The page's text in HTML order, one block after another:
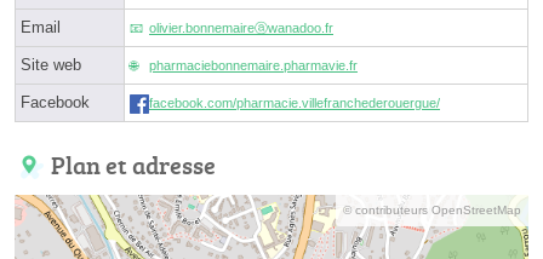
Email olivier.bonnemaireⓐwanadoo.fr
Site web pharmaciebonnemaire.pharmavie.fr
Facebook facebook.com/pharmacie.villefranchederouergue/
Plan et adresse
© contributeurs OpenStreetMap